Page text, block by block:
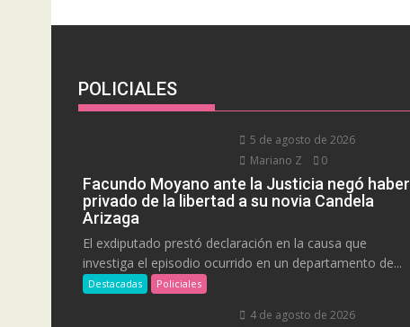
POLICIALES
5 de agosto de 2026
Mariano Z
0
Facundo Moyano ante la Justicia negó haber
privado de la libertad a su novia Candela
Arizaga
El exdiputado prestó declaración en la causa que
investiga el episodio ocurrido en un departamento de...
Destacadas Policiales
4 de agosto de 2026